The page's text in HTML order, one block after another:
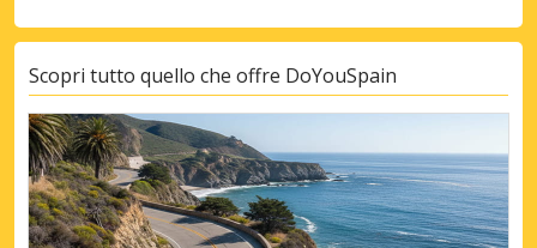
Scopri tutto quello che offre DoYouSpain